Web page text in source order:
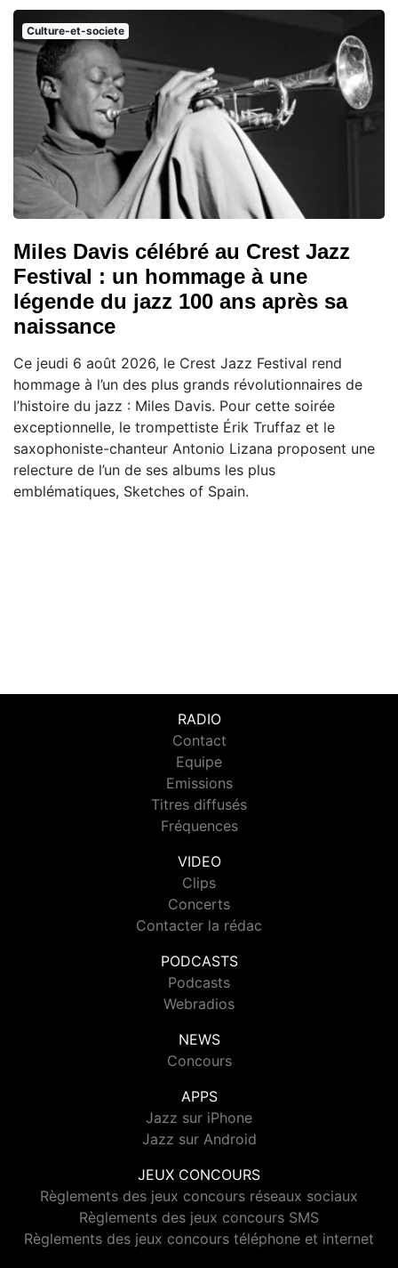
Culture-et-societe
Miles Davis célébré au Crest Jazz
Festival : un hommage à une
légende du jazz 100 ans après sa
naissance
Ce jeudi 6 août 2026, le Crest Jazz Festival rend
hommage à l’un des plus grands révolutionnaires de
l’histoire du jazz : Miles Davis. Pour cette soirée
exceptionnelle, le trompettiste Érik Truffaz et le
saxophoniste-chanteur Antonio Lizana proposent une
relecture de l’un de ses albums les plus
emblématiques, Sketches of Spain.
RADIO
Contact
Equipe
Emissions
Titres diffusés
Fréquences
VIDEO
Clips
Concerts
Contacter la rédac
PODCASTS
Podcasts
Webradios
NEWS
Concours
APPS
Jazz sur iPhone
Jazz sur Android
JEUX CONCOURS
Règlements des jeux concours réseaux sociaux
Règlements des jeux concours SMS
Règlements des jeux concours téléphone et internet